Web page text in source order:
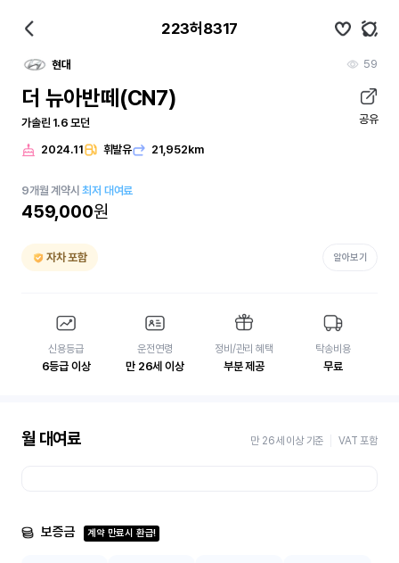
223허8317
현대 59
더 뉴아반떼(CN7)
가솔린 1.6 모던 공유
2024.11 휘발유 21,952km
9개월 계약시최저 대여료
459,000원
자차 포함 알아보기
신용등급
6등급 이상
운전연령
만 26세 이상
정비/관리 혜택
부분 제공
탁송비용
무료
월 대여료 만 26세 이상 기준 VAT 포함
보증금 계약 만료시 환급!